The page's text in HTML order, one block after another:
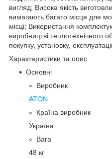
вигляд; Висока якість
вимагають багато місця для
місці; Використання
виробництві теплотехнічного
покупку, установку,
Характеристики та опис
Основні
Виробник
ATON
Країна виробник
Україна
Вага
48 кг